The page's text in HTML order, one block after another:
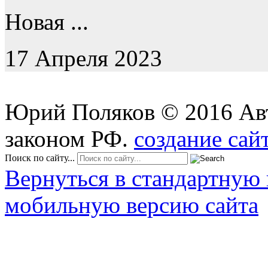
Новая ...
17 Апреля 2023
Юрий Поляков © 2016
законом РФ. создание
Поиск по сайту...
Вернуться в стандартную
мобильную версию сайта